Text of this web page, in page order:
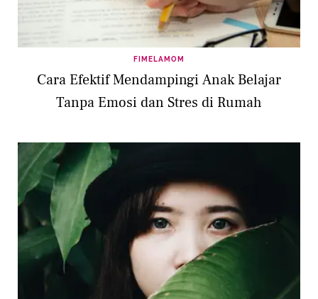
FIMELAMOM
Cara Efektif Mendampingi Anak Belajar
Tanpa Emosi dan Stres di Rumah